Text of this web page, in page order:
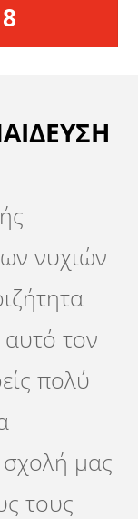
νυχιών
τον
πολύ
σχολή μας
τους